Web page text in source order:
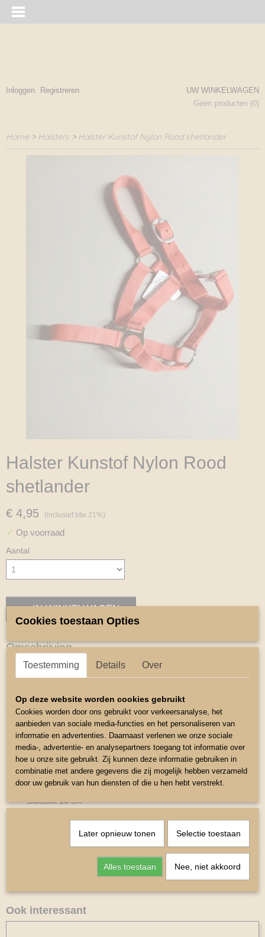
Inloggen Registreren
UW WINKELWAGEN
Geen producten (0)
Home > Halsters > Halster Kunstof Nylon Rood shetlander
Halster Kunstof Nylon Rood
shetlander
€ 4,95 (inclusief btw 21%)
✓ Op voorraad
Aantal
IN WINKELWAGEN
Omschrijving
Halster Nylon.
Chroom kleurige fittingen met doorngesp
Eenvoudig halster.
Kleur Rood.
Maat Neusomvang rond 56
Kopstuk Klein 46cm te vergroten tot 55cm
Bakstuk 13 cm
Ook interessant
Cookies toestaan Opties
Toestemming Details Over
Op deze website worden cookies gebruikt
Cookies worden door ons gebruikt voor verkeersanalyse, het
aanbieden van sociale media-functies en het personaliseren van
informatie en advertenties. Daarnaast verlenen we onze sociale
media-, advertentie- en analysepartners toegang tot informatie over
hoe u onze site gebruikt. Zij kunnen deze informatie gebruiken in
combinatie met andere gegevens die zij mogelijk hebben verzameld
door uw gebruik van hun diensten of die u hen hebt verstrekt.
Later opnieuw tonen Selectie toestaan
Alles toestaan Nee, niet akkoord